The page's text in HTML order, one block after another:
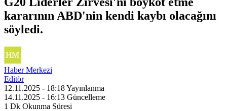
kararının ABD'nin kendi kaybı olacağını
söyledi.
Haber Merkezi
Editör
12.11.2025 - 18:18Yayınlanma
14.11.2025 - 16:13 Güncelleme
1 Dk Okunma Süresi